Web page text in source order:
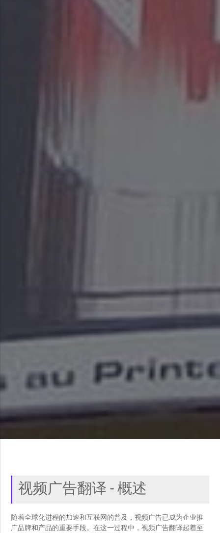
视频广告翻译 - 概述
随着全球化进程的加速和互联网的普及，视频广告已成为企业推
广品牌和产品的重要手段。在这一过程中，视频广告翻译起着至